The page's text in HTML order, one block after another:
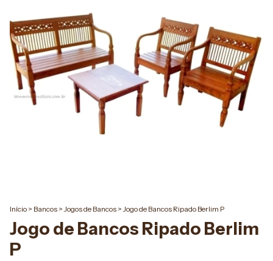
Início > Bancos > Jogos de Bancos > Jogo de Bancos Ripado Berlim P
Jogo de Bancos Ripado Berlim
P